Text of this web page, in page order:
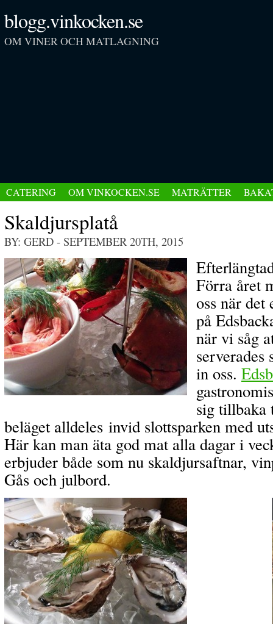
blogg.vinkocken.se
OM VINER OCH MATLAGNING
CATERING OM VINKOCKEN.SE MATRÄTTER
Skaldjursplatå
BY: GERD - SEPTEMBER 20TH, 2015
Förra året
oss när det
på
när vi såg
serverades
in oss.
sig tillbaka
beläget alldeles invid slottsparken med
Här kan man äta god mat alla dagar i
erbjuder både som nu skaldjursaftnar,
Gås och julbord.